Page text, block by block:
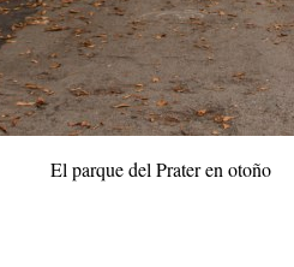
El parque del Prater en otoño